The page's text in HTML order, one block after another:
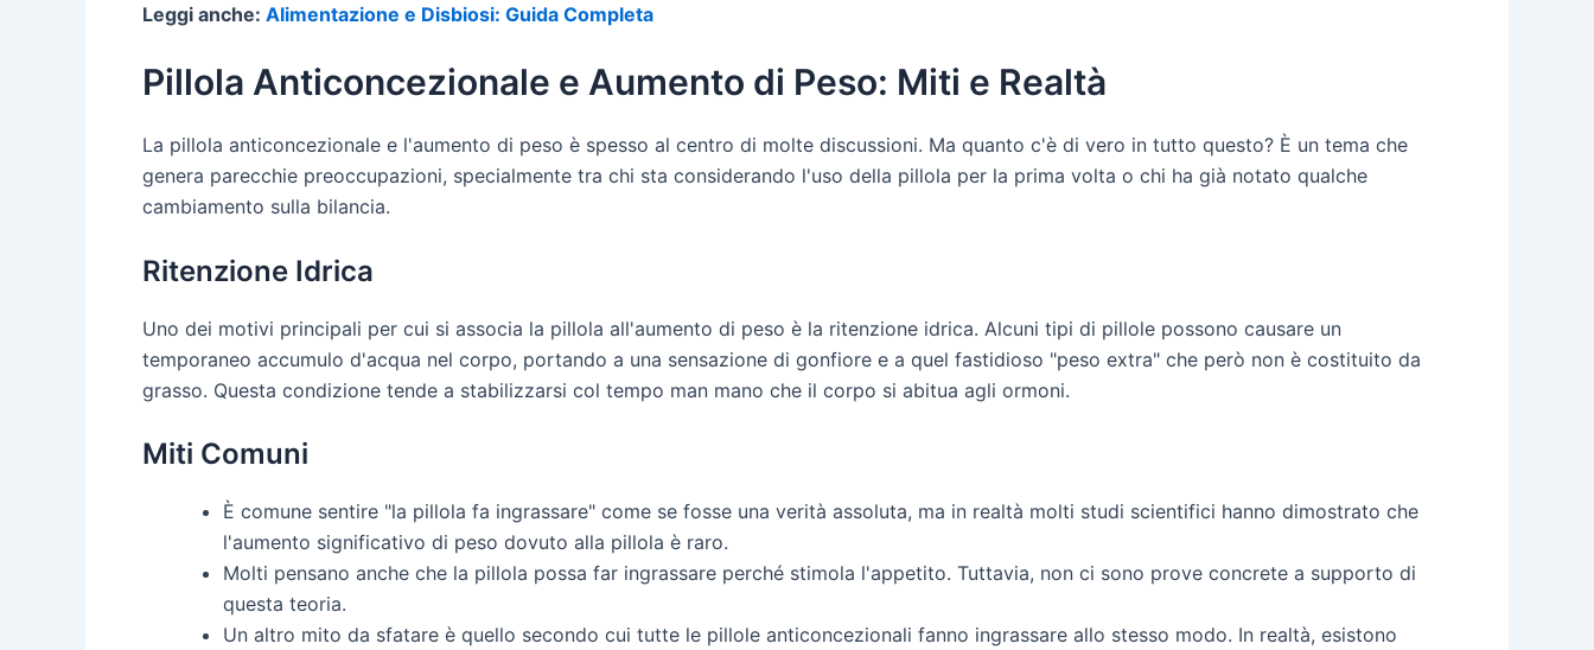
Leggi anche: Alimentazione e Disbiosi: Guida Completa
Pillola Anticoncezionale e Aumento di Peso: Miti e Realtà
La pillola anticoncezionale e l'aumento di peso è spesso al centro di molte discussioni. Ma quanto c'è di vero in tutto questo? È un tema che
genera parecchie preoccupazioni, specialmente tra chi sta considerando l'uso della pillola per la prima volta o chi ha già notato qualche
cambiamento sulla bilancia.
Ritenzione Idrica
Uno dei motivi principali per cui si associa la pillola all'aumento di peso è la ritenzione idrica. Alcuni tipi di pillole possono causare un
temporaneo accumulo d'acqua nel corpo, portando a una sensazione di gonfiore e a quel fastidioso "peso extra" che però non è costituito da
grasso. Questa condizione tende a stabilizzarsi col tempo man mano che il corpo si abitua agli ormoni.
Miti Comuni
È comune sentire "la pillola fa ingrassare" come se fosse una verità assoluta, ma in realtà molti studi scientifici hanno dimostrato che
l'aumento significativo di peso dovuto alla pillola è raro.
Molti pensano anche che la pillola possa far ingrassare perché stimola l'appetito. Tuttavia, non ci sono prove concrete a supporto di
questa teoria.
Un altro mito da sfatare è quello secondo cui tutte le pillole anticoncezionali fanno ingrassare allo stesso modo. In realtà, esistono